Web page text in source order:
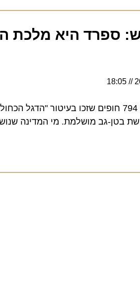
ספרד היא מלכת
עם מספר חסר תקדים של 794 חופים שזכו
גב מושלמת. מי המדינה שנושפת